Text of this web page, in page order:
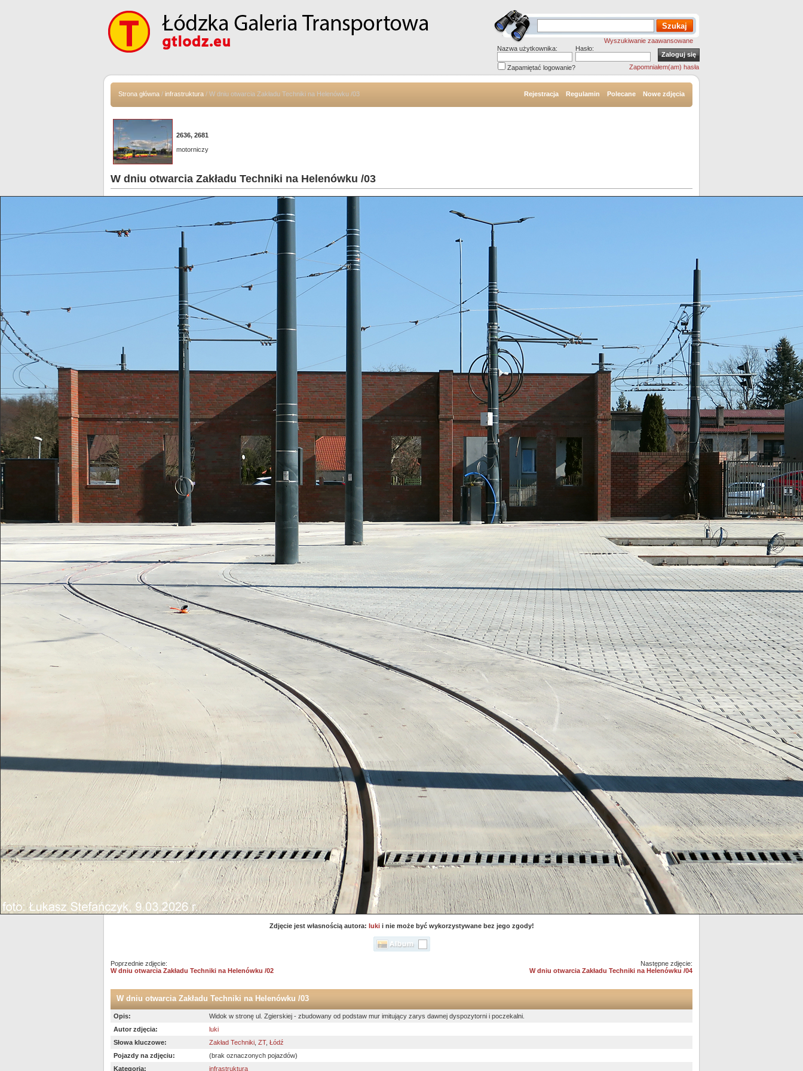
Wyszukiwanie zaawansowane
Nazwa użytkownika:
Hasło:
Zapamiętać logowanie? Zapomniałem(am) hasła
Strona główna / infrastruktura / W dniu otwarcia Zakładu Techniki na Helenówku /03 Rejestracja Regulamin Polecane Nowe zdjęcia
2636, 2681
motorniczy
W dniu otwarcia Zakładu Techniki na Helenówku /03
Zdjęcie jest własnością autora: lukii nie może być wykorzystywane bez jego zgody!
Poprzednie zdjęcie:
W dniu otwarcia Zakładu Techniki na Helenówku /02
Następne zdjęcie:
W dniu otwarcia Zakładu Techniki na Helenówku /04
W dniu otwarcia Zakładu Techniki na Helenówku /03
Opis:
Widok w stronę ul. Zgierskiej - zbudowany od podstaw mur imitujący zarys dawnej dyspozytorni i poczekalni.
Autor zdjęcia:
luki
Słowa kluczowe:
Zakład Techniki ZT, Łódź
Pojazdy na zdjęciu:
(brak oznaczonych pojazdów)
Kategoria:
infrastruktura